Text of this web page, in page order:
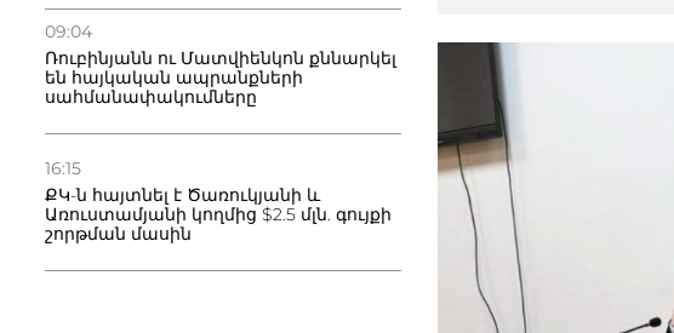
09:04
Ռուբինյանն ու Մատվիենկոն քննարկել
են հայկական ապրանքների
սահմանափակումները
16:15
ՔԿ-ն հայտնել է Ծառուկյանի և
Առուստամյանի կողմից $2.5 մլն. գույքի
շորթման մասին